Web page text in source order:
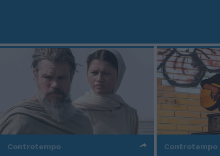
Controtempo Controtempo